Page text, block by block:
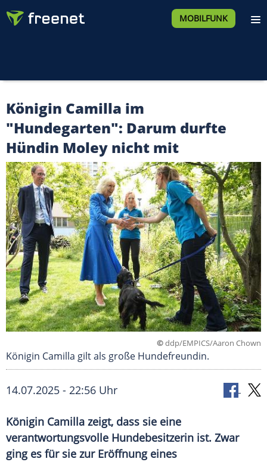
MOBILFUNK
Königin Camilla im
"Hundegarten": Darum durfte
Hündin Moley nicht mit
©ddp/EMPICS/Aaron Chown
Königin Camilla gilt als große Hundefreundin.
14.07.2025 - 22:56 Uhr
Königin Camilla zeigt, dass sie eine
verantwortungsvolle Hundebesitzerin ist. Zwar
ging es für sie zur Eröffnung eines